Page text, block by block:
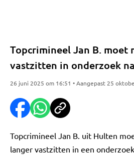
Topcrimineel Jan B. moet
vastzitten in onderzoek
26 juni 2025 om 16:51 • Aangepast 25
Topcrimineel Jan B. uit Hulten
langer vastzitten in een